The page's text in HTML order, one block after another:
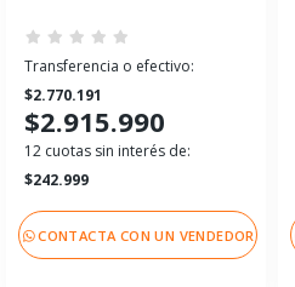
Transferencia o efectivo:
$2.770.191
$2.915.990
12 cuotas sin interés de:
$242.999
CONTACTA CON UN VENDEDOR